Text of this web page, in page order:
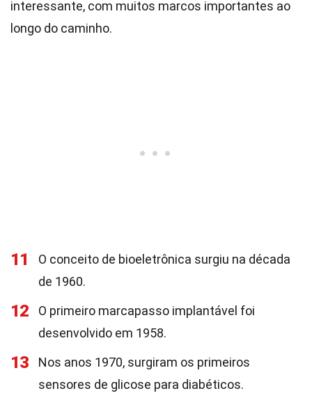
interessante, com muitos marcos importantes ao
longo do caminho.
11
O conceito de bioeletrônica surgiu na década
de 1960.
12
O primeiro marcapasso implantável foi
desenvolvido em 1958.
13
Nos anos 1970, surgiram os primeiros
sensores de glicose para diabéticos.